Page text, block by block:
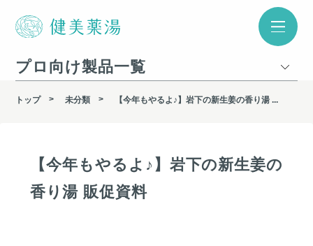
プロ向け製品一覧
トップ 未分類 【今年もやるよ♪】岩下の新生姜の香り湯 ...
【今年もやるよ♪】岩下の新生姜の
香り湯 販促資料